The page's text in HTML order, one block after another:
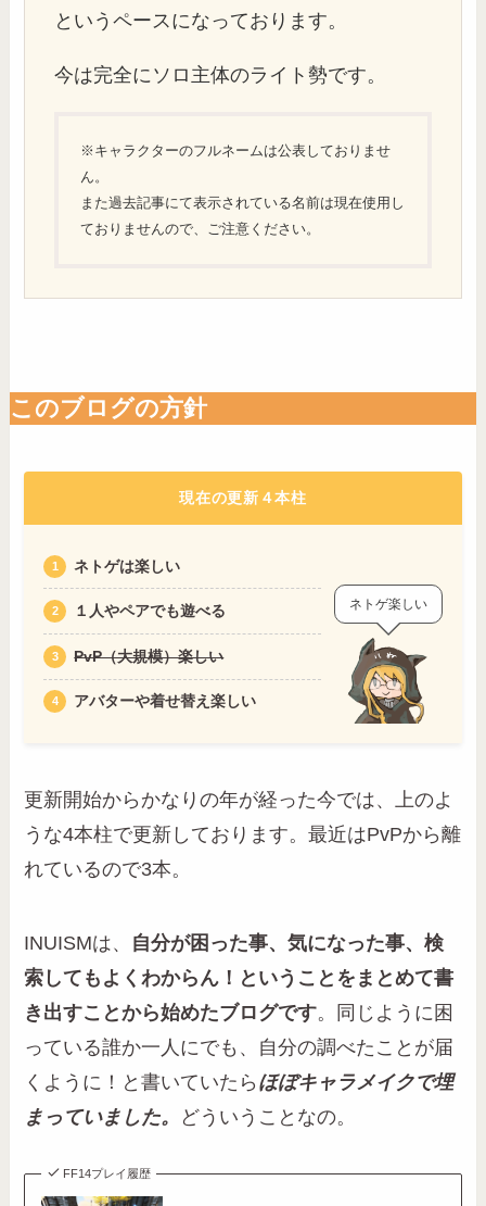
というペースになっております。
今は完全にソロ主体のライト勢です。
※キャラクターのフルネームは公表しておりませ
ん。
また過去記事にて表示されている名前は現在使用し
ておりませんので、ご注意ください。
このブログの方針
現在の更新４本柱
ネトゲは楽しい
１人やペアでも遊べる
PvP（大規模）楽しい
アバターや着せ替え楽しい
ネトゲ楽しい
更新開始からかなりの年が経った今では、上のよ
うな4本柱で更新しております。最近はPvPから離
れているので3本。
INUISMは、 自分が困った事、気になった事、検
索してもよくわからん！ということをまとめて書
き出すことから始めたブログです。同じように困
っている誰か一人にでも、自分の調べたことが届
くように！と書いていたら ほぼキャラメイクで埋
まっていました。
どういうことなの。
FF14プレイ履歴